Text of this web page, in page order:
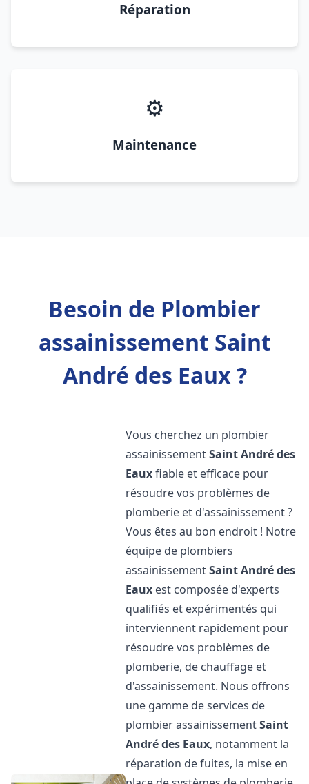
Réparation
⚙️
Maintenance
Besoin de Plombier
assainissement Saint
André des Eaux ?
Vous cherchez un plombier
assainissementSaint André des
Eauxfiable et efficace pour
résoudre vos problèmes de
plomberie et d'assainissement ?
Vous êtes au bon endroit ! Notre
équipe de plombiers
assainissementSaint André des
Eaux est composée d'experts
qualifiés et expérimentés qui
interviennent rapidement pour
résoudre vos problèmes de
plomberie, de chauffage et
d'assainissement. Nous offrons
une gamme de services de
plombier assainissementSaint
André des Eaux, notamment la
réparation de fuites, la mise en